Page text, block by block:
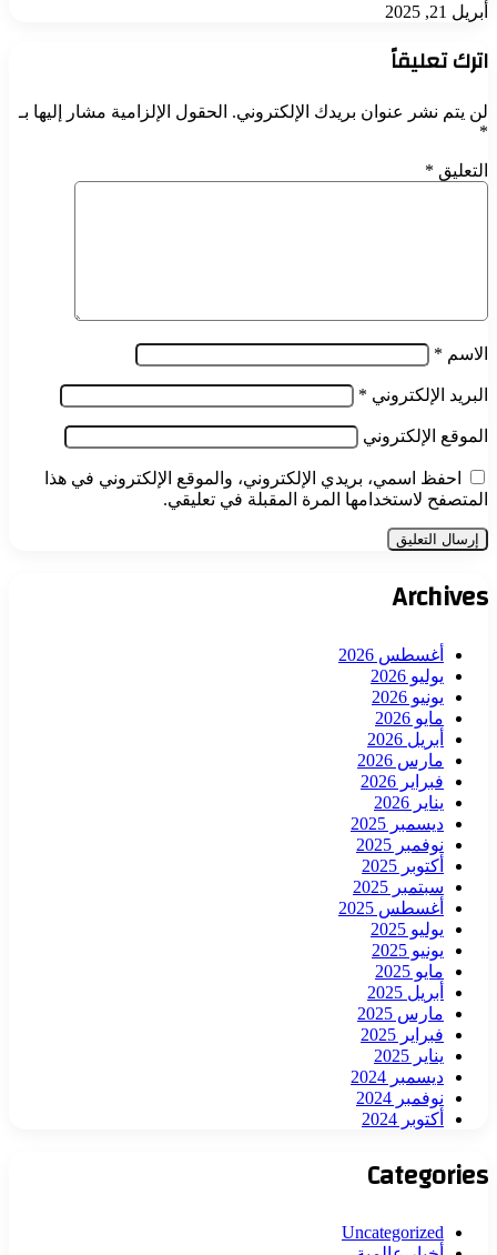
أبريل 21, 2025
اترك تعليقاً
لن يتم نشر عنوان بريدك الإلكتروني. الحقول الإلزامية مشار إليها بـ
*
التعليق *
الاسم *
البريد الإلكتروني *
الموقع الإلكتروني
احفظ اسمي، بريدي الإلكتروني، والموقع الإلكتروني في هذا
المتصفح لاستخدامها المرة المقبلة في تعليقي.
Archives
أغسطس 2026
يوليو 2026
يونيو 2026
مايو 2026
أبريل 2026
مارس 2026
فبراير 2026
يناير 2026
ديسمبر 2025
نوفمبر 2025
أكتوبر 2025
سبتمبر 2025
أغسطس 2025
يوليو 2025
يونيو 2025
مايو 2025
أبريل 2025
مارس 2025
فبراير 2025
يناير 2025
ديسمبر 2024
نوفمبر 2024
أكتوبر 2024
Categories
Uncategorized